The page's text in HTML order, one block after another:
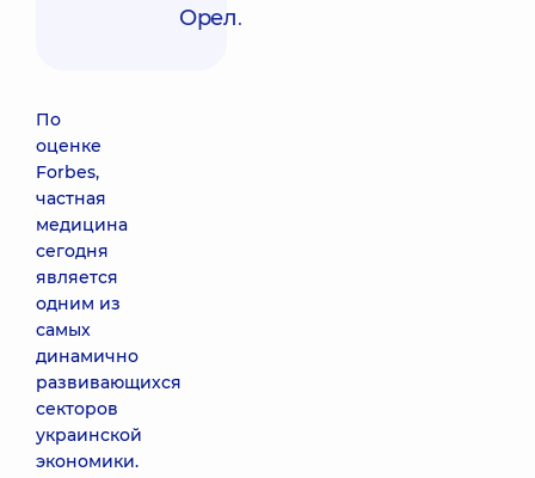
Орел.
По
оценке
Forbes,
частная
медицина
сегодня
является
одним из
самых
динамично
развивающихся
секторов
украинской
экономики.